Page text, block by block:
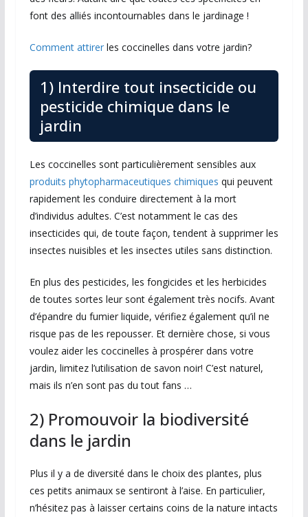
font des alliés incontournables dans le jardinage !
Comment attirerles coccinelles dans votre jardin?
1) Interdire tout insecticide ou
pesticide chimique dans le
jardin
Les coccinelles sont particulièrement sensibles aux
produits phytopharmaceutiques chimiques qui peuvent
rapidement les conduire directement à la mort
d’individus adultes. C’est notamment le cas des
insecticides qui, de toute façon, tendent à supprimer les
insectes nuisibles et les insectes utiles sans distinction.
En plus des pesticides, les fongicides et les herbicides
de toutes sortes leur sont également très nocifs. Avant
d’épandre du fumier liquide, vérifiez également qu’il ne
risque pas de les repousser. Et dernière chose, si vous
voulez aider les coccinelles à prospérer dans votre
jardin, limitez l’utilisation de savon noir! C’est naturel,
mais ils n’en sont pas du tout fans …
2) Promouvoir la biodiversité
dans le jardin
Plus il y a de diversité dans le choix des plantes, plus
ces petits animaux se sentiront à l’aise. En particulier,
n’hésitez pas à laisser certains coins de la nature intacts